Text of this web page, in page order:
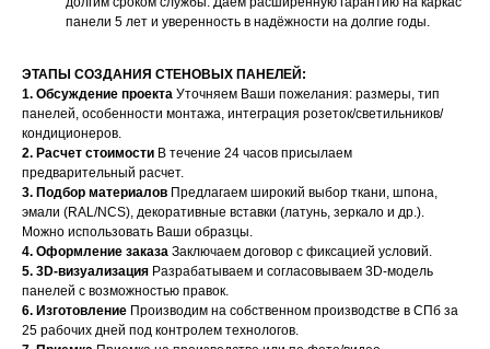
панели 5 лет и уверенность в надёжности на долгие годы.
ЭТАПЫ СОЗДАНИЯ СТЕНОВЫХ ПАНЕЛЕЙ:
1. Обсуждение проекта Уточняем Ваши пожелания: размеры, тип
панелей, особенности монтажа, интеграция розеток/светильников/
кондиционеров.
2. Расчет стоимости В течение 24 часов присылаем
предварительный расчет.
3. Подбор материалов Предлагаем широкий выбор ткани, шпона,
эмали (RAL/NCS), декоративные вставки (латунь, зеркало и др.).
Можно использовать Ваши образцы.
4. Оформление заказа Заключаем договор с фиксацией условий.
5. 3D-визуализация Разрабатываем и согласовываем 3D-модель
панелей с возможностью правок.
6. Изготовление Производим на собственном производстве в СПб за
25 рабочих дней под контролем технологов.
Воспользуйтесь формой обратной связи,
чтобы связаться с нами
НАШИ МЕНЕДЖЕРЫ ГОТОВЫ
ОТВЕТИТЬ НА ЛЮБЫЕ
ВОПРОСЫ